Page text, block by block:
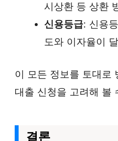
시상환 등 상환
신용등급: 신용
도와 이자율이
이 모든 정보를 토대로
대출 신청을 고려해 볼
결론